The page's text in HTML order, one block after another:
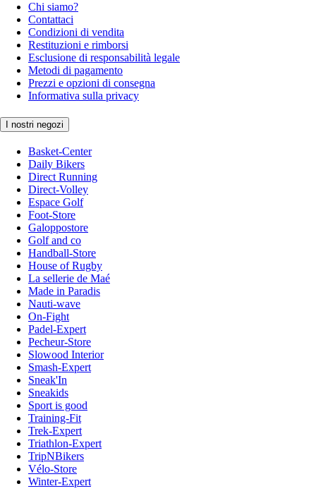
Chi siamo?
Contattaci
Condizioni di vendita
Restituzioni e rimborsi
Esclusione di responsabilità legale
Metodi di pagamento
Prezzi e opzioni di consegna
Informativa sulla privacy
I nostri negozi
Basket-Center
Daily Bikers
Direct Running
Direct-Volley
Espace Golf
Foot-Store
Galoppostore
Golf and co
Handball-Store
House of Rugby
La sellerie de Maé
Made in Paradis
Nauti-wave
On-Fight
Padel-Expert
Pecheur-Store
Slowood Interior
Smash-Expert
Sneak'In
Sneakids
Sport is good
Training-Fit
Trek-Expert
Triathlon-Expert
TripNBikers
Vélo-Store
Winter-Expert